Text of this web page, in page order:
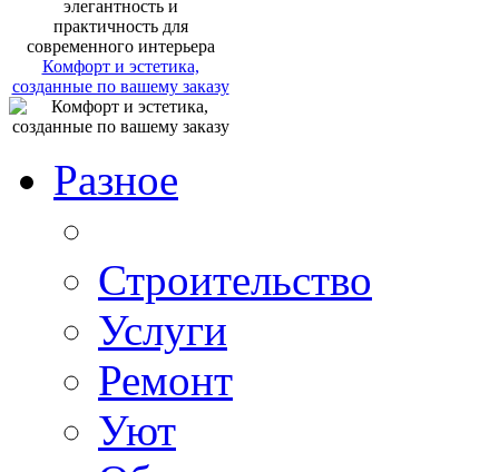
Комфорт и эстетика,
созданные по вашему заказу
Разное
Строительство
Услуги
Ремонт
Уют